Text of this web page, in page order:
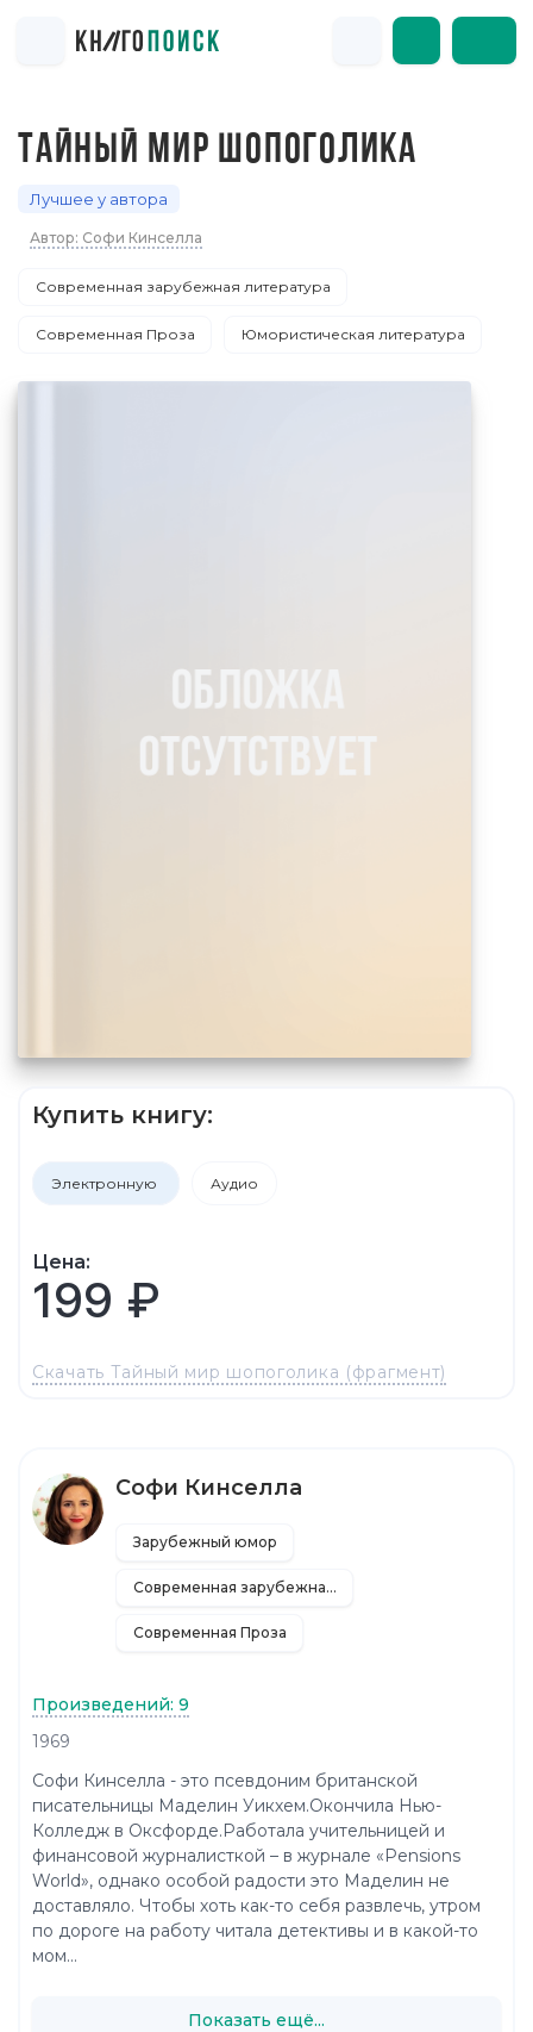
ТАЙНЫЙ МИР ШОПОГОЛИКА
Лучшее у автора
Автор: Софи Кинселла
Современная зарубежная литература
Современная Проза Юмористическая литература
Купить книгу:
Электронную Аудио
Цена:
199 ₽
Скачать Тайный мир шопоголика (фрагмент)
Софи Кинселла
Зарубежный юмор
Современная зарубежная литература
Современная Проза
Произведений: 9
1969
Софи Кинселла - это псевдоним британской
писательницы Маделин Уикхем.Окончила Нью-
Колледж в Оксфорде.Работала учительницей и
финансовой журналисткой – в журнале «Pensions
World», однако особой радости это Маделин не
доставляло. Чтобы хоть как-то себя развлечь, утром
по дороге на работу читала детективы и в какой-то
мом...
Показать ещё...